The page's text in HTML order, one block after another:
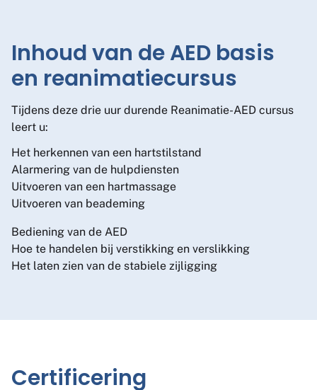
Inhoud van de AED basis
en reanimatiecursus
Tijdens deze drie uur durende Reanimatie-AED cursus
leert u:
Het herkennen van een hartstilstand
Alarmering van de hulpdiensten
Uitvoeren van een hartmassage
Uitvoeren van beademing
Bediening van de AED
Hoe te handelen bij verstikking en verslikking
Het laten zien van de stabiele zijligging
Certificering